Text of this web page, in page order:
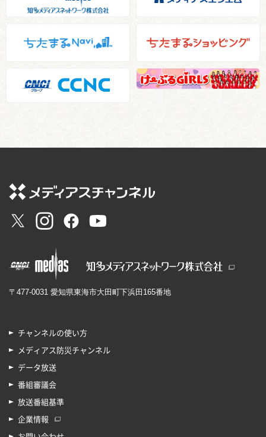
〒477-0031 愛知県東海市大田町下浜田165番地
チャンネルの使い方
メディアス防災チャンネル
データ放送
番組審議会
放送番組基準
企業情報